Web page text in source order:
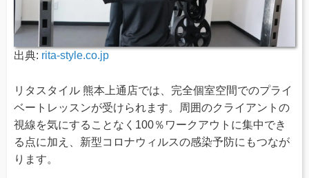
出典: rita-style.co.jp
リタスタイル 熊本上通店では、完全個室空間でのプライ
ベートレッスンが受けられます。周囲のクライアントの
視線を気にすることなく100％ワークアウトに集中でき
る点に加え、新型コロナウィルスの感染予防にもつなが
ります。